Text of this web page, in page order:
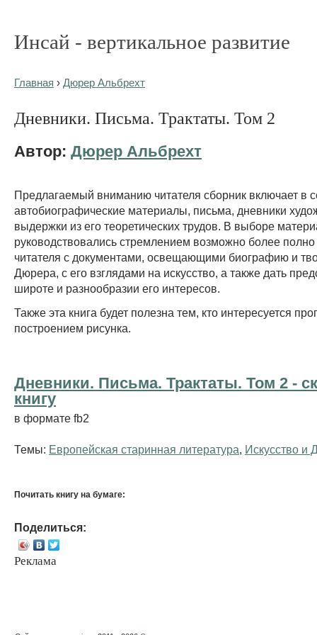
Инсай - вертикальное развитие
Главная › Дюрер Альбрехт
Дневники. Письма. Трактаты. Том 2
Автор: Дюрер Альбрехт
Предлагаемый вниманию читателя сборник включает в
автобиографические материалы, письма, дневники
выдержки из его теоретических трудов. В выборе
руководствовались стремлением возможно более полно
читателя с документами, освещающими биографию и
Дюрера, с его взглядами на искусство, а также дать
широте и разнообразии его интересов.
Также эта книга будет полезна тем, кто интересуется
построением рисунка.
Дневники. Письма. Трактаты. Том 2 -
книгу
в формате fb2
Темы: Европейская старинная литература Искусство и
Почитать книгу на бумаге:
Поделиться:
Реклама